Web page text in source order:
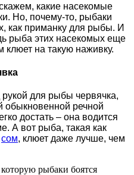
какие насекомые
Но, почему-то, рыбаки
как приманку для рыбы. И
рыба этих насекомых еще
клюет на такую наживку.
для рыбы червячка,
обыкновенной речной
достать – она водится
А вот рыба, такая как
сом, клюет даже лучше, чем